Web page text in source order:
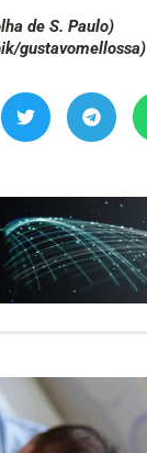
de S. Paulo)
gustavomellossa)